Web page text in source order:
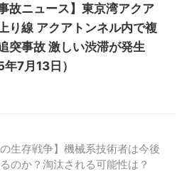
故ニュース】東京湾アクア
り線 アクアトンネル内で複
突事故 激しい渋滞が発生
年7月13日）
の生存戦争】機械系技術者は今後
のか？淘汰される可能性は？